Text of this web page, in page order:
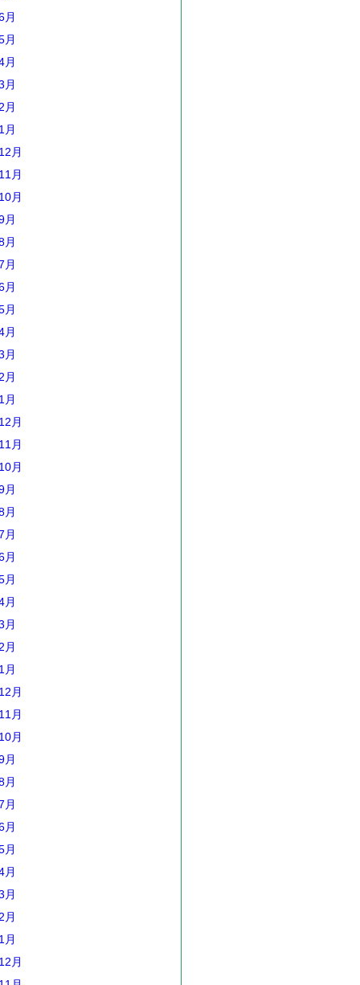
月
月
月
月
月
月
月
月
月
月
月
月
月
月
月
月
月
月
月
月
月
月
月
月
月
月
月
月
月
月
月
月
月
月
月
月
月
月
月
月
月
月
月